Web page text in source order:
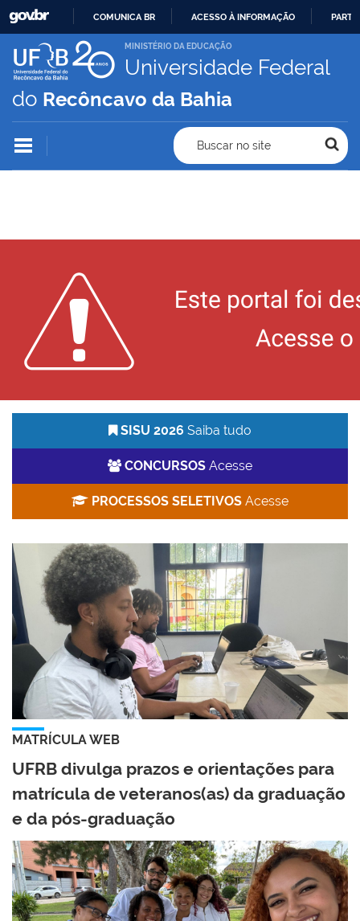
IR
PARA
CONTEÚDO
COMUNICA BR ACESSO À INFORMAÇÃO
MINISTÉRIO DA EDUCAÇÃO
Universidade Federal
do Recôncavo da Bahia
Buscar no site
SISU 2026 Saiba tudo
CONCURSOS Acesse
PROCESSOS SELETIVOS Acesse
MATRÍCULA WEB
UFRB divulga prazos e orientações para
matrícula de veteranos(as) da graduação
e da pós-graduação